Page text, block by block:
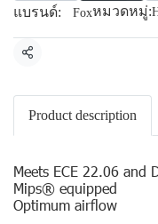
แบรนด์: Foxหมวดหมู่:
แชร์
Product description
Meets ECE 22.06 and
Mips® equipped
Optimum airflow